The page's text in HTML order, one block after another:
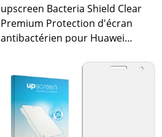
upscreen Bacteria Shield Clear
Premium Protection d'écran
antibactérien pour Huawei